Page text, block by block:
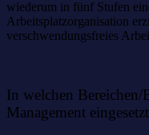
wiederum in fünf Stufen
Arbeitsplatzorganisation
verschwendungsfreies
In welchen Bereichen/
Management